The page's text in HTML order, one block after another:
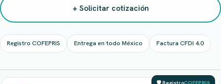
+ Solicitar cotización
Registro COFEPRIS Entrega en todo México Factura CFDI 4.0
🛡️ RegistroCOFEPRIS